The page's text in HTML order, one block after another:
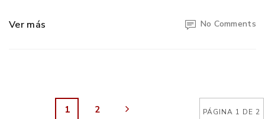
Ver más No Comments
PÁGINA 1 DE 2
1 2